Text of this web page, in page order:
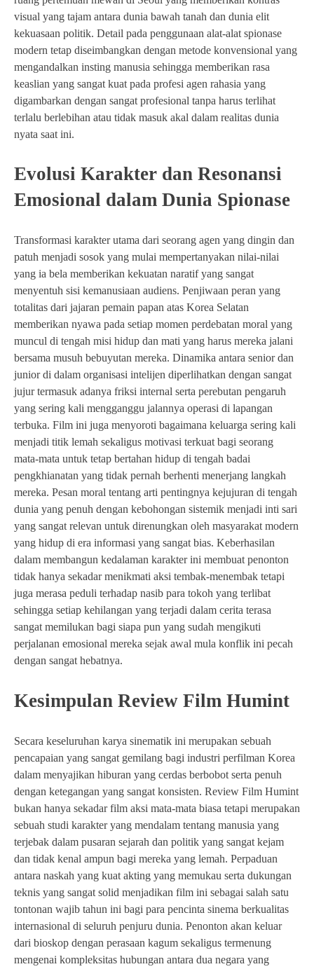
visual yang tajam antara dunia bawah tanah dan dunia elit
kekuasaan politik. Detail pada penggunaan alat-alat spionase
modern tetap diseimbangkan dengan metode konvensional yang
mengandalkan insting manusia sehingga memberikan rasa
keaslian yang sangat kuat pada profesi agen rahasia yang
digambarkan dengan sangat profesional tanpa harus terlihat
terlalu berlebihan atau tidak masuk akal dalam realitas dunia
nyata saat ini.
Evolusi Karakter dan Resonansi
Emosional dalam Dunia Spionase
Transformasi karakter utama dari seorang agen yang dingin dan
patuh menjadi sosok yang mulai mempertanyakan nilai-nilai
yang ia bela memberikan kekuatan naratif yang sangat
menyentuh sisi kemanusiaan audiens. Penjiwaan peran yang
totalitas dari jajaran pemain papan atas Korea Selatan
memberikan nyawa pada setiap momen perdebatan moral yang
muncul di tengah misi hidup dan mati yang harus mereka jalani
bersama musuh bebuyutan mereka. Dinamika antara senior dan
junior di dalam organisasi intelijen diperlihatkan dengan sangat
jujur termasuk adanya friksi internal serta perebutan pengaruh
yang sering kali mengganggu jalannya operasi di lapangan
terbuka. Film ini juga menyoroti bagaimana keluarga sering kali
menjadi titik lemah sekaligus motivasi terkuat bagi seorang
mata-mata untuk tetap bertahan hidup di tengah badai
pengkhianatan yang tidak pernah berhenti menerjang langkah
mereka. Pesan moral tentang arti pentingnya kejujuran di tengah
dunia yang penuh dengan kebohongan sistemik menjadi inti sari
yang sangat relevan untuk direnungkan oleh masyarakat modern
yang hidup di era informasi yang sangat bias. Keberhasilan
dalam membangun kedalaman karakter ini membuat penonton
tidak hanya sekadar menikmati aksi tembak-menembak tetapi
juga merasa peduli terhadap nasib para tokoh yang terlibat
sehingga setiap kehilangan yang terjadi dalam cerita terasa
sangat memilukan bagi siapa pun yang sudah mengikuti
perjalanan emosional mereka sejak awal mula konflik ini pecah
dengan sangat hebatnya.
Kesimpulan Review Film Humint
Secara keseluruhan karya sinematik ini merupakan sebuah
pencapaian yang sangat gemilang bagi industri perfilman Korea
dalam menyajikan hiburan yang cerdas berbobot serta penuh
dengan ketegangan yang sangat konsisten. Review Film Humint
bukan hanya sekadar film aksi mata-mata biasa tetapi merupakan
sebuah studi karakter yang mendalam tentang manusia yang
terjebak dalam pusaran sejarah dan politik yang sangat kejam
dan tidak kenal ampun bagi mereka yang lemah. Perpaduan
antara naskah yang kuat akting yang memukau serta dukungan
teknis yang sangat solid menjadikan film ini sebagai salah satu
tontonan wajib tahun ini bagi para pencinta sinema berkualitas
internasional di seluruh penjuru dunia. Penonton akan keluar
dari bioskop dengan perasaan kagum sekaligus termenung
mengenai kompleksitas hubungan antara dua negara yang